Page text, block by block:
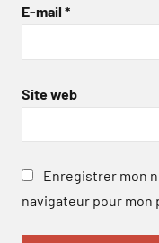
E-mail *
Site web
Enregistrer mon
navigateur pour mon